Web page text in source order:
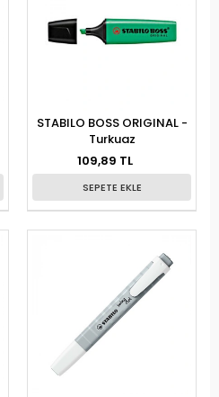
STABILO BOSS ORIGINAL -
Turkuaz
109,89 TL
SEPETE EKLE